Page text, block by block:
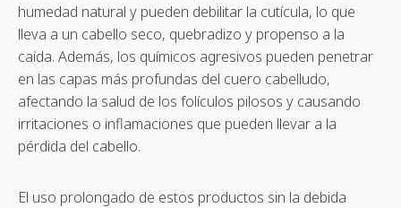
humedad natural y pueden debilitar la cutícula, lo que
lleva a un cabello seco, quebradizo y propenso a la
caída. Además, los químicos agresivos pueden penetrar
en las capas más profundas del cuero cabelludo,
afectando la salud de los folículos pilosos y causando
irritaciones o inflamaciones que pueden llevar a la
pérdida del cabello.
El uso prolongado de estos productos sin la debida